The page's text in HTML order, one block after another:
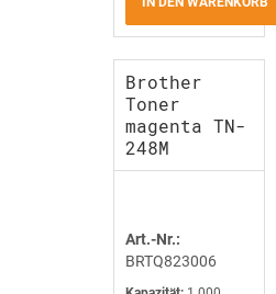
Brother
Toner
magenta TN-
248M
Art.-Nr.:
BRTQ823006